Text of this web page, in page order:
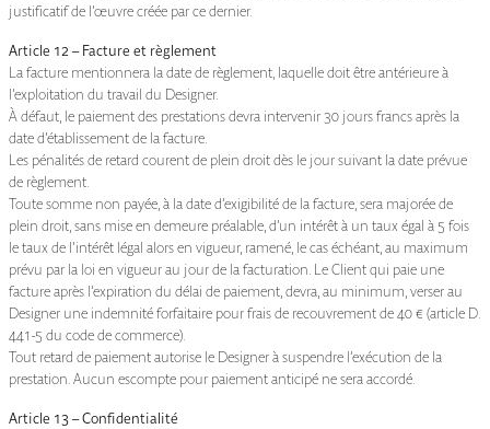
justificatif de l’œuvre créée par ce dernier.
Article 12 – Facture et règlement
La facture mentionnera la date de règlement, laquelle doit être antérieure à
l’exploitation du travail du Designer.
À défaut, le paiement des prestations devra intervenir 30 jours francs après la
date d’établissement de la facture.
Les pénalités de retard courent de plein droit dès le jour suivant la date prévue
de règlement.
Toute somme non payée, à la date d’exigibilité de la facture, sera majorée de
plein droit, sans mise en demeure préalable, d’un intérêt à un taux égal à 5 fois
le taux de l’intérêt légal alors en vigueur, ramené, le cas échéant, au maximum
prévu par la loi en vigueur au jour de la facturation. Le Client qui paie une
facture après l’expiration du délai de paiement, devra, au minimum, verser au
Designer une indemnité forfaitaire pour frais de recouvrement de 40 € (article D.
441-5 du code de commerce).
Tout retard de paiement autorise le Designer à suspendre l’exécution de la
prestation. Aucun escompte pour paiement anticipé ne sera accordé.
Article 13 – Confidentialité